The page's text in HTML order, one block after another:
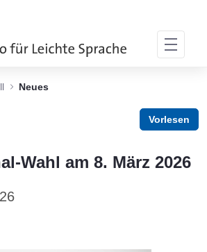
Neues
Vorlesen
Wahl am 8. März 2026